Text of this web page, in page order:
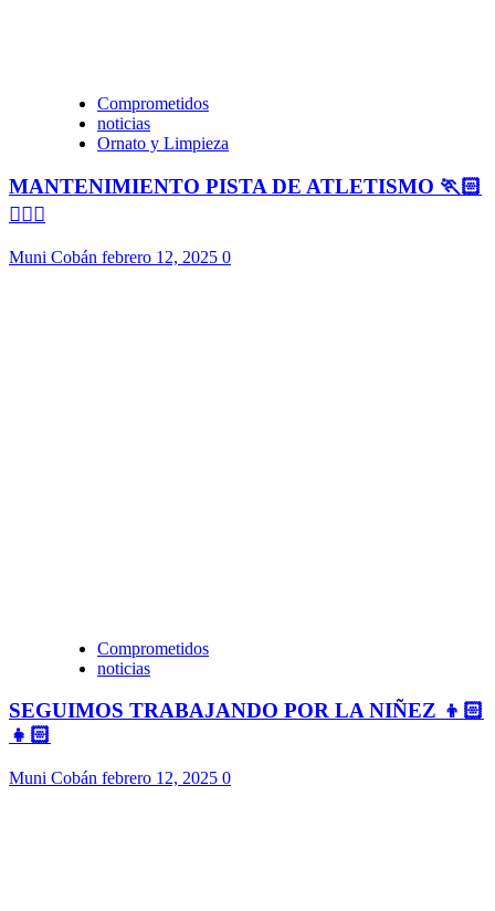
Comprometidos
noticias
Ornato y Limpieza
MANTENIMIENTO PISTA DE ATLETISMO 🏃🏻
🏃🏻‍♀️
Muni Cobán febrero 12, 2025 0
Comprometidos
noticias
SEGUIMOS TRABAJANDO POR LA NIÑEZ 👦🏻
👧🏻
Muni Cobán febrero 12, 2025 0